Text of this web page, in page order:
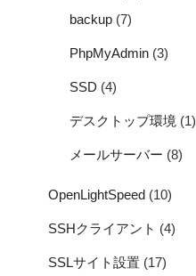
backup (7)
PhpMyAdmin (3)
SSD (4)
デスクトップ環境 (1)
メールサーバー (8)
OpenLightSpeed (10)
SSHクライアント (4)
SSLサイト設置 (17)